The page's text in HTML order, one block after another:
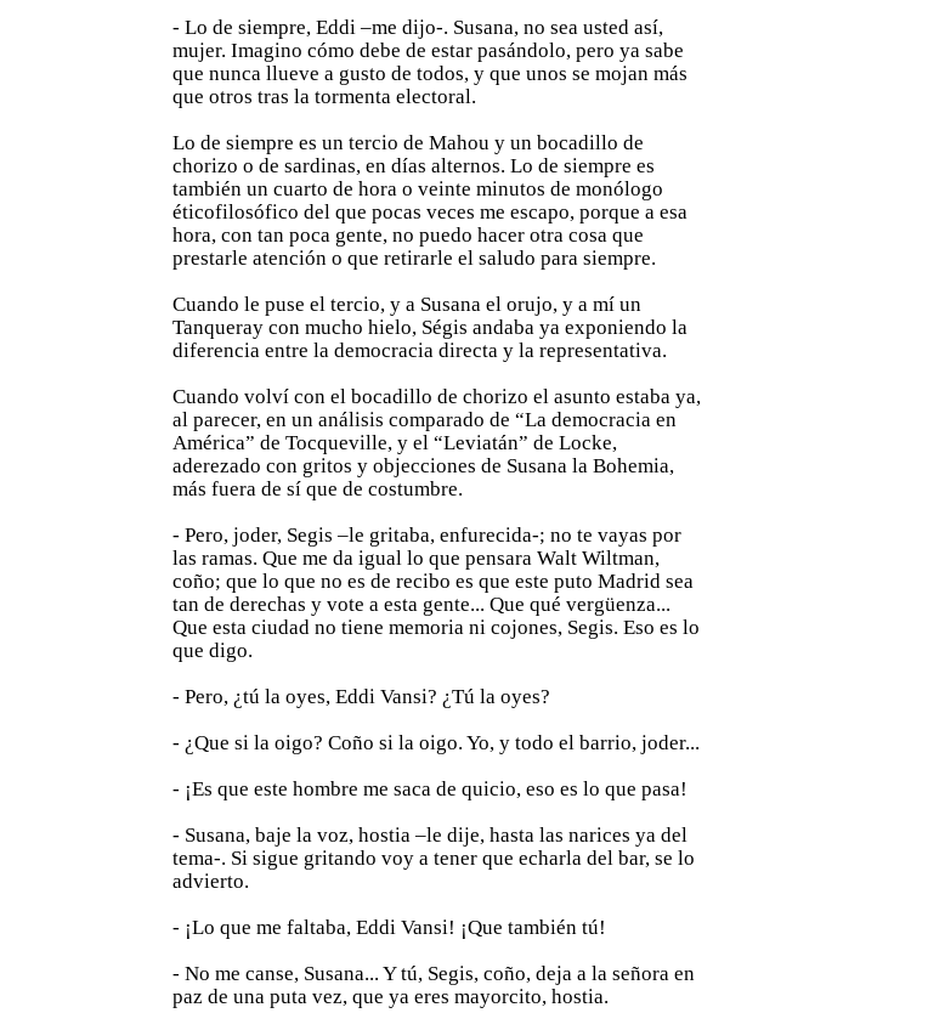
- Lo de siempre, Eddi –me dijo-. Susana, no sea usted así,
mujer. Imagino cómo debe de estar pasándolo, pero ya sabe
que nunca llueve a gusto de todos, y que unos se mojan más
que otros tras la tormenta electoral.
Lo de siempre es un tercio de Mahou y un bocadillo de
chorizo o de sardinas, en días alternos. Lo de siempre es
también un cuarto de hora o veinte minutos de monólogo
éticofilosófico del que pocas veces me escapo, porque a esa
hora, con tan poca gente, no puedo hacer otra cosa que
prestarle atención o que retirarle el saludo para siempre.
Cuando le puse el tercio, y a Susana el orujo, y a mí un
Tanqueray con mucho hielo, Ségis andaba ya exponiendo la
diferencia entre la democracia directa y la representativa.
Cuando volví con el bocadillo de chorizo el asunto estaba ya,
al parecer, en un análisis comparado de “La democracia en
América” de Tocqueville, y el “Leviatán” de Locke,
aderezado con gritos y objecciones de Susana la Bohemia,
más fuera de sí que de costumbre.
- Pero, joder, Segis –le gritaba, enfurecida-; no te vayas por
las ramas. Que me da igual lo que pensara Walt Wiltman,
coño; que lo que no es de recibo es que este puto Madrid sea
tan de derechas y vote a esta gente... Que qué vergüenza...
Que esta ciudad no tiene memoria ni cojones, Segis. Eso es lo
que digo.
- Pero, ¿tú la oyes, Eddi Vansi? ¿Tú la oyes?
- ¿Que si la oigo? Coño si la oigo. Yo, y todo el barrio, joder...
- ¡Es que este hombre me saca de quicio, eso es lo que pasa!
- Susana, baje la voz, hostia –le dije, hasta las narices ya del
tema-. Si sigue gritando voy a tener que echarla del bar, se lo
advierto.
- ¡Lo que me faltaba, Eddi Vansi! ¡Que también tú!
- No me canse, Susana... Y tú, Segis, coño, deja a la señora en
paz de una puta vez, que ya eres mayorcito, hostia.